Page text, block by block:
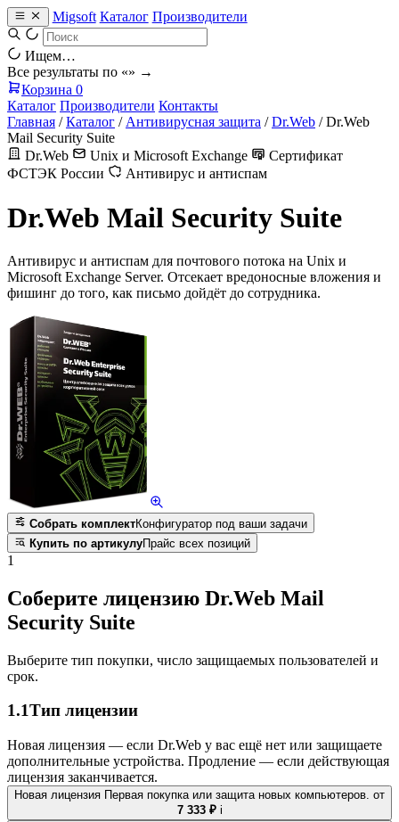
Migsoft Каталог Производители
Ищем…
Все результаты по «» →
Корзина 0
Каталог Производители Контакты
Главная / Каталог / Антивирусная защита / Dr.Web / Dr.Web
Mail Security Suite
Dr.Web
Unix и Microsoft Exchange
Сертификат
ФСТЭК России
Антивирус и антиспам
Dr.Web Mail Security Suite
Антивирус и антиспам для почтового потока на Unix и
Microsoft Exchange Server. Отсекает вредоносные вложения и
фишинг до того, как письмо дойдёт до сотрудника.
Собрать комплектКонфигуратор под ваши задачи
Купить по артикулуПрайс всех позиций
1
Соберите лицензию Dr.Web Mail
Security Suite
Выберите тип покупки, число защищаемых пользователей и
срок.
1.1Тип лицензии
Новая лицензия — если Dr.Web у вас ещё нет или защищаете
дополнительные устройства. Продление — если действующая
лицензия заканчивается.
Новая лицензия Первая покупка или защита новых компьютеров. от
7 333 ₽ i